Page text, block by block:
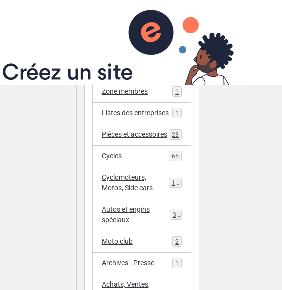
Catégories
Zone membres 1
Listes des entreprises 1
Pièces et accessoires 23
Cycles 65
Cyclomoteurs,
Motos, Side cars
112
Autos et engins
spéciaux
33
Moto club 2
Archives - Presse 1
Achats, Ventes,